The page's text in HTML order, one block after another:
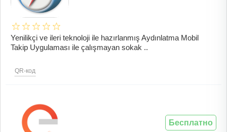
Yenilikçi ve ileri teknoloji ile hazırlanmış Aydınlatma Mobil
Takip Uygulaması ile çalışmayan sokak ..
QR-код
Бесплатно